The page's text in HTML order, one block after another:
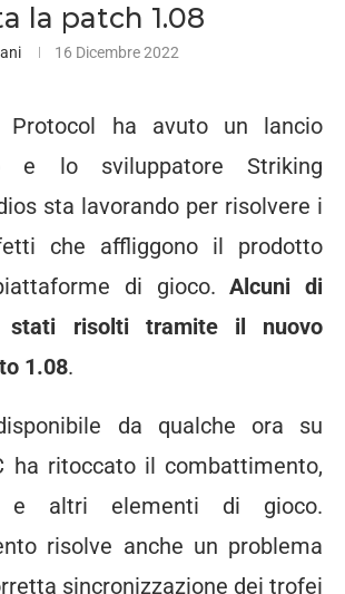
la patch 1.08
16 Dicembre 2022
Protocol ha avuto un lancio
e lo sviluppatore Striking
sta lavorando per risolvere i
che affliggono il prodotto
di gioco.Alcuni di
stati risolti tramite il nuovo
1.08.
da qualche ora su
ha ritoccato il combattimento,
e altri elementi di gioco.
risolve anche un problema
sincronizzazione dei trofei